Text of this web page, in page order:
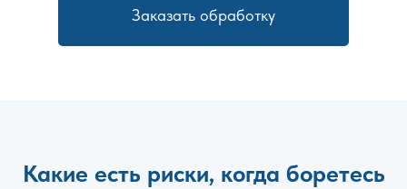
Заказать обработку
Какие есть риски, когда боретесь